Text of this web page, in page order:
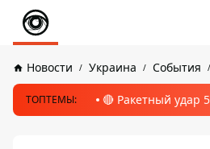
Новости Украина События
ТОПТЕМЫ: 🔴 Ракетный удар 5